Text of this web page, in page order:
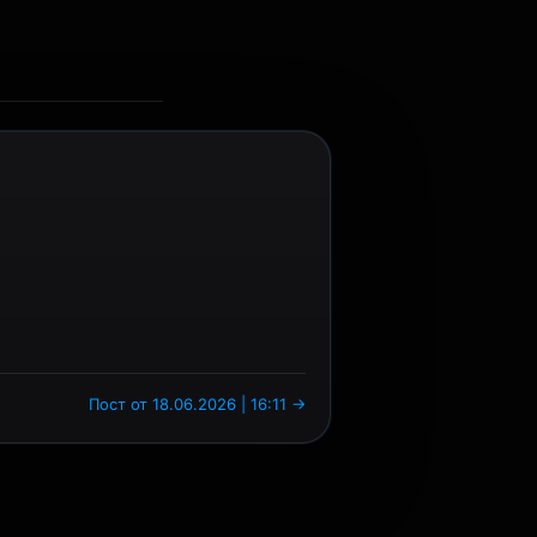
Пост от 18.06.2026 | 16:11 →